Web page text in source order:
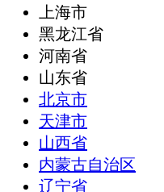
上海市
黑龙江省
河南省
山东省
北京市
天津市
山西省
内蒙古自治区
辽宁省